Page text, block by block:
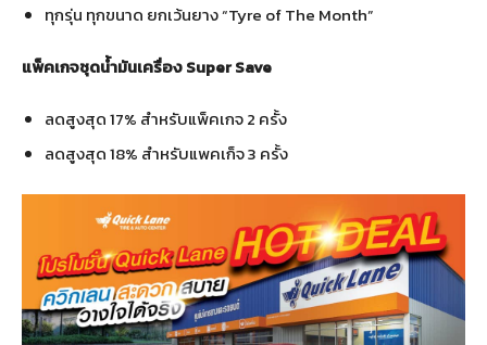
ทุกรุ่น ทุกขนาด ยกเว้นยาง “Tyre of The Month”
แพ็คเกจชุดน้ำมันเครื่องSuper Save
ลดสูงสุด 17% สำหรับแพ็คเกจ 2 ครั้ง
ลดสูงสุด 18% สำหรับแพคเก็จ 3 ครั้ง